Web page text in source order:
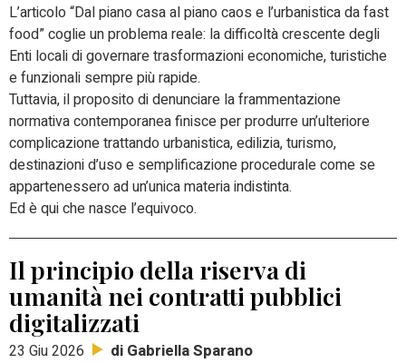
L’articolo “Dal piano casa al piano caos e l’urbanistica da fast
food” coglie un problema reale: la difficoltà crescente degli
Enti locali di governare trasformazioni economiche, turistiche
e funzionali sempre più rapide.
Tuttavia, il proposito di denunciare la frammentazione
normativa contemporanea finisce per produrre un’ulteriore
complicazione trattando urbanistica, edilizia, turismo,
destinazioni d’uso e semplificazione procedurale come se
appartenessero ad un’unica materia indistinta.
Ed è qui che nasce l’equivoco.
Il principio della riserva di
umanità nei contratti pubblici
digitalizzati
23 Giu 2026 di Gabriella Sparano